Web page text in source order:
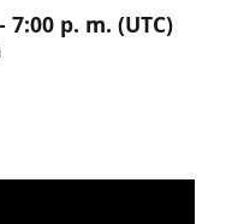
p. m. (UTC)